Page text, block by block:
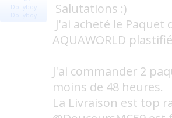
Salutations :)
J'ai acheté le
AQUAWORLD
J'ai commander 2
moins de 48 heures.
La Livraison est top